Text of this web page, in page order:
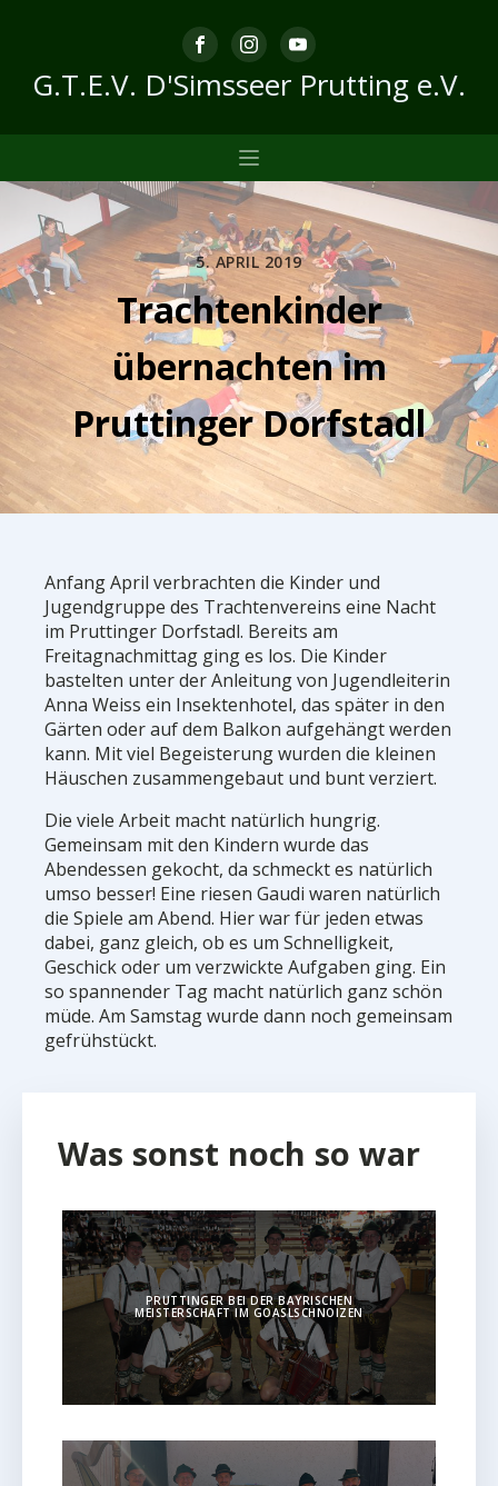
G.T.E.V. D'Simsseer Prutting e.V.
5. APRIL 2019
Trachtenkinder
übernachten im
Pruttinger Dorfstadl
Anfang April verbrachten die Kinder und
Jugendgruppe des Trachtenvereins eine Nacht
im Pruttinger Dorfstadl. Bereits am
Freitagnachmittag ging es los. Die Kinder
bastelten unter der Anleitung von Jugendleiterin
Anna Weiss ein Insektenhotel, das später in den
Gärten oder auf dem Balkon aufgehängt werden
kann. Mit viel Begeisterung wurden die kleinen
Häuschen zusammengebaut und bunt verziert.
Die viele Arbeit macht natürlich hungrig.
Gemeinsam mit den Kindern wurde das
Abendessen gekocht, da schmeckt es natürlich
umso besser! Eine riesen Gaudi waren natürlich
die Spiele am Abend. Hier war für jeden etwas
dabei, ganz gleich, ob es um Schnelligkeit,
Geschick oder um verzwickte Aufgaben ging. Ein
so spannender Tag macht natürlich ganz schön
müde. Am Samstag wurde dann noch gemeinsam
gefrühstückt.
Was sonst noch so war
PRUTTINGER BEI DER BAYRISCHEN
MEISTERSCHAFT IM GOASLSCHNOIZEN